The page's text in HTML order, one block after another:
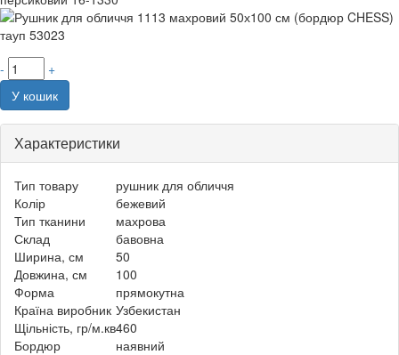
-
+
У кошик
Характеристики
Тип товару
рушник для обличчя
Колір
бежевий
Тип тканини
махрова
Склад
бавовна
Ширина, см
50
Довжина, см
100
Форма
прямокутна
Країна виробник Узбекистан
Щільність, гр/м.кв460
Бордюр
наявний